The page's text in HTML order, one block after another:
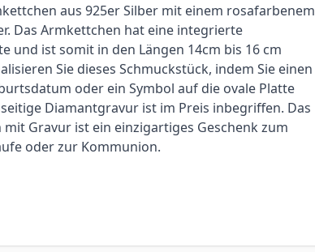
aus 925er Silber mit einem rosafarbenem
Das Armkettchen hat eine integrierte
und ist somit in den Längen 14cm bis 16 cm
Sie dieses Schmuckstück, indem Sie einen
oder ein Symbol auf die ovale Platte
Diamantgravur ist im Preis inbegriffen. Das
Gravur ist ein einzigartiges Geschenk zum
oder zur Kommunion.